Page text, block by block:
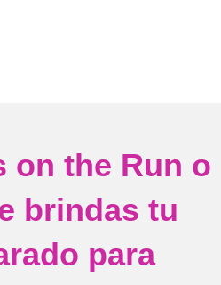
on the Run o
brindas tu
para